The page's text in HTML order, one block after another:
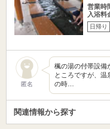
営業時
入浴料
日帰り
匿名
楓の湯の付帯設備
ところですが、温
の時…
関連情報から探す